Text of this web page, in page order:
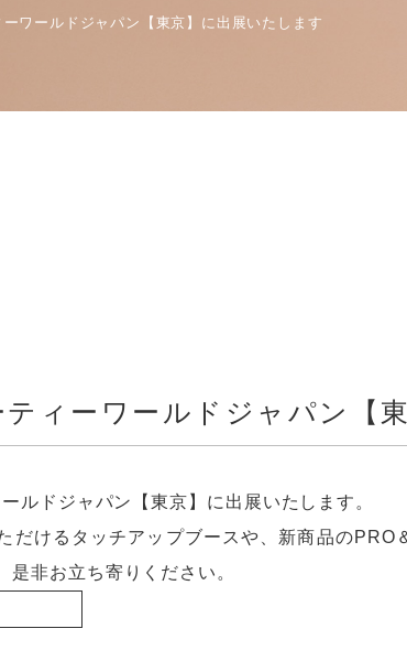
ワールドジャパン【東京】に出展いたします
ィーワールドジャパン【
ルドジャパン【東京】に出展いたします。
だけるタッチアップブースや、新商品の
是非お立ち寄りください。